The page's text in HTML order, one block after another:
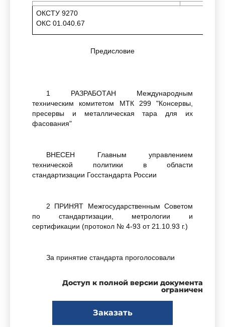
ОКСТУ 9270
ОКС 01.040.67
Предисловие
1 РАЗРАБОТАН Международным
техническим комитетом МТК 299 "Консервы,
пресервы и металлическая тара для их
фасования"
ВНЕСЕН Главным управлением
технической политики в области
стандартизации Госстандарта России
2 ПРИНЯТ Межгосударственным Советом
по стандартизации, метрологии и
сертификации (протокол № 4-93 от 21.10.93 г.)
За принятие стандарта проголосовали
Доступ к полной версии документа
ограничен
Заказать